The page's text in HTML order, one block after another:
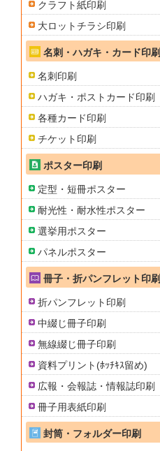
クラフト紙印刷
大ロットチラシ印刷
名刺・ハガキ・カード印刷
名刺印刷
ハガキ・ポストカード印刷
各種カード印刷
チケット印刷
ポスター印刷
定型・短冊ポスター
耐光性・耐水性ポスター
選挙用ポスター
パネルポスター
冊子・折パンフレット印刷
折パンフレット印刷
中綴じ冊子印刷
無線綴じ冊子印刷
資料プリント(ﾎｯﾁｷｽ留め)
広報・会報誌・情報誌印刷
冊子用表紙印刷
封筒・フォルダー印刷